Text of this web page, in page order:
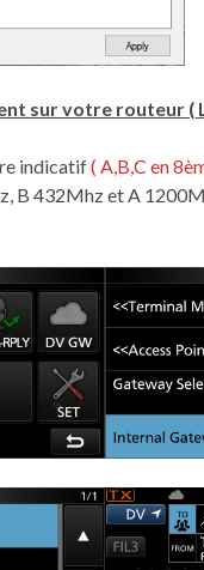
sur votre routeur (
indicatif( A,B,C en
B 432Mhz et A